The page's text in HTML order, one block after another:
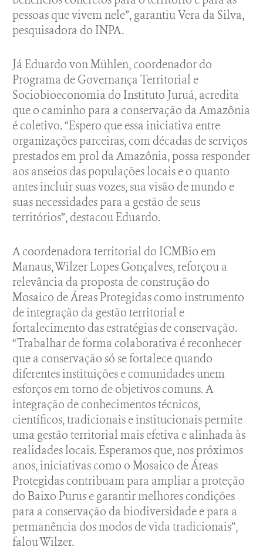
pessoas que vivem nele”, garantiu Vera da Silva,
pesquisadora do INPA.
Já Eduardo von Mühlen, coordenador do
Programa de Governança Territorial e
Sociobioeconomia do Instituto Juruá, acredita
que o caminho para a conservação da Amazônia
é coletivo. “Espero que essa iniciativa entre
organizações parceiras, com décadas de serviços
prestados em prol da Amazônia, possa responder
aos anseios das populações locais e o quanto
antes incluir suas vozes, sua visão de mundo e
suas necessidades para a gestão de seus
territórios”, destacou Eduardo.
A coordenadora territorial do ICMBio em
Manaus, Wilzer Lopes Gonçalves, reforçou a
relevância da proposta de construção do
Mosaico de Áreas Protegidas como instrumento
de integração da gestão territorial e
fortalecimento das estratégias de conservação.
“Trabalhar de forma colaborativa é reconhecer
que a conservação só se fortalece quando
diferentes instituições e comunidades unem
esforços em torno de objetivos comuns. A
integração de conhecimentos técnicos,
científicos, tradicionais e institucionais permite
uma gestão territorial mais efetiva e alinhada às
realidades locais. Esperamos que, nos próximos
anos, iniciativas como o Mosaico de Áreas
Protegidas contribuam para ampliar a proteção
do Baixo Purus e garantir melhores condições
para a conservação da biodiversidade e para a
permanência dos modos de vida tradicionais”,
falou Wilzer.